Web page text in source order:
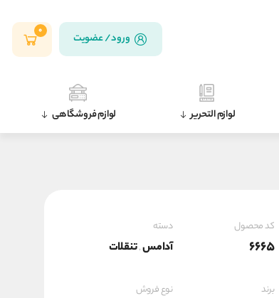
ورود / عضویت
0
لوازم التحریر لوازم فروشگاهی
کد محصول
6665
دسته
آدامس,تنقلات
برند نوع فروش